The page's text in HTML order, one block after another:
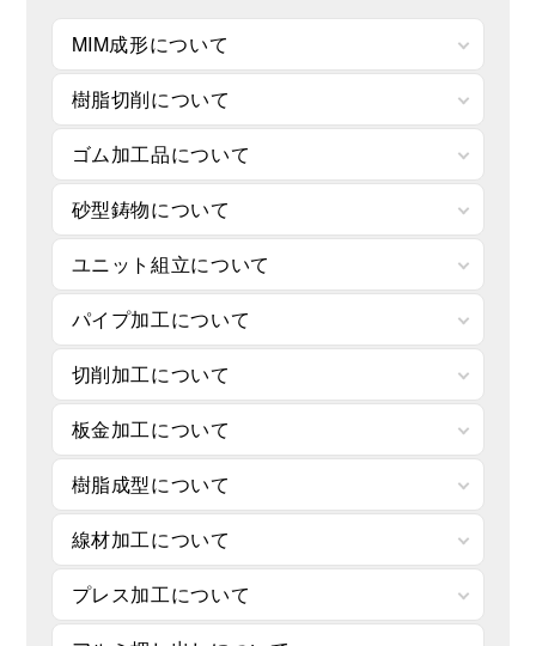
MIM成形について
樹脂切削について
ゴム加工品について
砂型鋳物について
ユニット組立について
パイプ加工について
切削加工について
板金加工について
樹脂成型について
線材加工について
プレス加工について